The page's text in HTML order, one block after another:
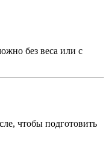
без веса или с
чтобы подготовить